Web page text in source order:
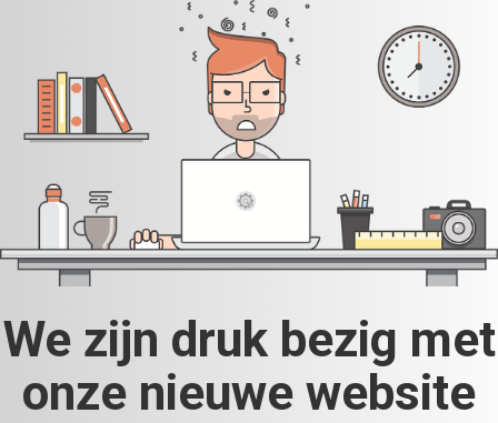
We zijn druk bezig met
onze nieuwe website